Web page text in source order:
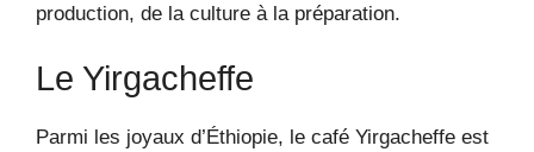
production, de la culture à la préparation.
Le Yirgacheffe
Parmi les joyaux d’Éthiopie, le café Yirgacheffe est